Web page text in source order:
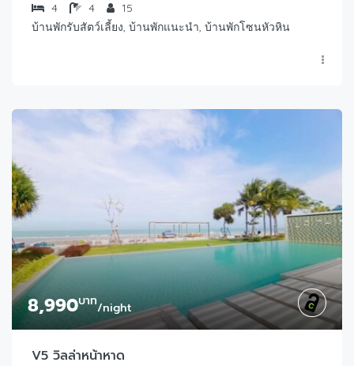
4 4
15
บ้านพักรับสัตว์เลี้ยง, บ้านพักแนะนำ, บ้านพักโซนหัวหิน
8,990บาท/night
V5 วิลล่าหน้าหาด